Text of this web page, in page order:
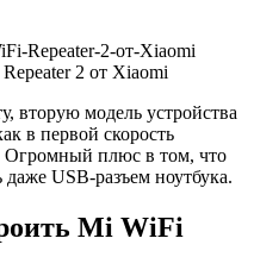
2 от Xiaomi
вторую модель устройства
в первой скорость
Огромный плюс в том, что
USB-разъем ноутбука.
Mi WiFi